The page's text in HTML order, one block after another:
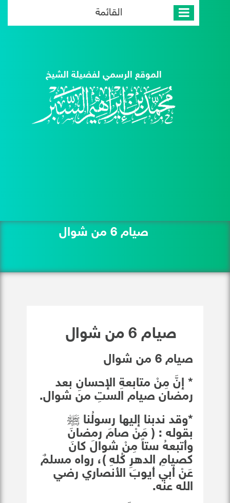
القائمة
الموقع الرسمي لفضيلة الشيخ
صيام 6 من شوال
صيام 6 من شوال
صيام 6 من شوال
* إنَّ مِنْ متابعةِ الإحسانِ بعد
رمضان صيام الستِ من شوال.
*وقد ندبنا إليها رسولُنا ﷺ
بقوله : ( مَنْ صامَ رمضانَ
وأتبعهُ ستاً مِنْ شوالَ كانَ
كصيامِ الدهرِ كُلهِ )، رواه مسلمٌ
عَنْ أبي أيوبَ الأنصاري رضي
الله عنه.